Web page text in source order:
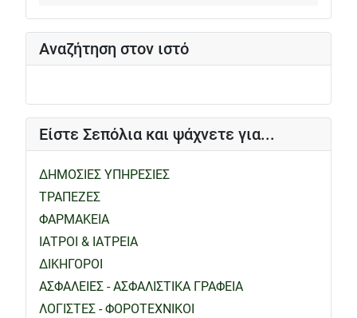
Αναζήτηση στον ιστό
Είστε Σεπόλια και ψάχνετε για...
ΔΗΜΟΣΙΕΣ ΥΠΗΡΕΣΙΕΣ
ΤΡΑΠΕΖΕΣ
ΦΑΡΜΑΚΕΙΑ
ΙΑΤΡΟΙ & ΙΑΤΡΕΙΑ
ΔΙΚΗΓΟΡΟΙ
ΑΣΦΑΛΕΙΕΣ - ΑΣΦΑΛΙΣΤΙΚΑ ΓΡΑΦΕΙΑ
ΛΟΓΙΣΤΕΣ - ΦΟΡΟΤΕΧΝΙΚΟΙ